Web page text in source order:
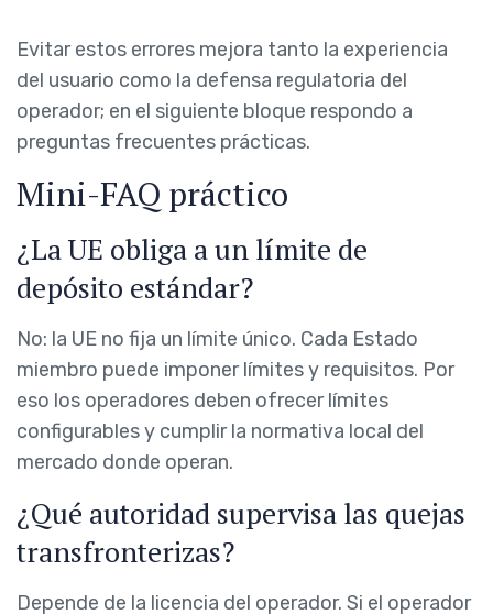
Evitar estos errores mejora tanto la experiencia
del usuario como la defensa regulatoria del
operador; en el siguiente bloque respondo a
preguntas frecuentes prácticas.
Mini-FAQ práctico
¿La UE obliga a un límite de
depósito estándar?
No: la UE no fija un límite único. Cada Estado
miembro puede imponer límites y requisitos. Por
eso los operadores deben ofrecer límites
configurables y cumplir la normativa local del
mercado donde operan.
¿Qué autoridad supervisa las quejas
transfronterizas?
Depende de la licencia del operador. Si el operador